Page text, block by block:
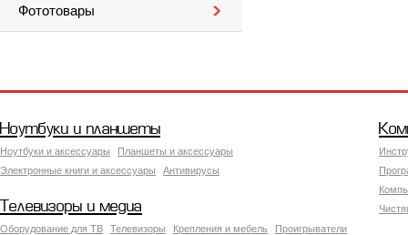
Фототовары
Ноутбуки и планшеты
Ноутбуки и аксессуары
Планшеты и аксессуары
Электронные книги и аксессуары
Антивирусы
Телевизоры и медиа
Оборудование для ТВ Телевизоры Крепления и мебель
Проигрыватели